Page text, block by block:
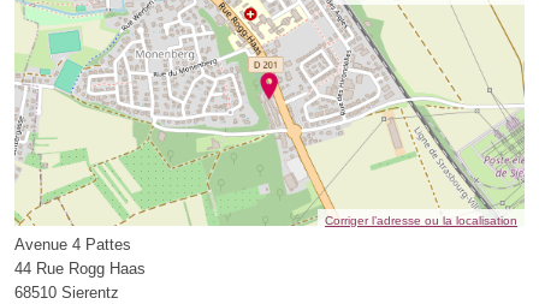
Corriger l’adresse ou la localisation
Avenue 4 Pattes
44 Rue Rogg Haas
68510 Sierentz